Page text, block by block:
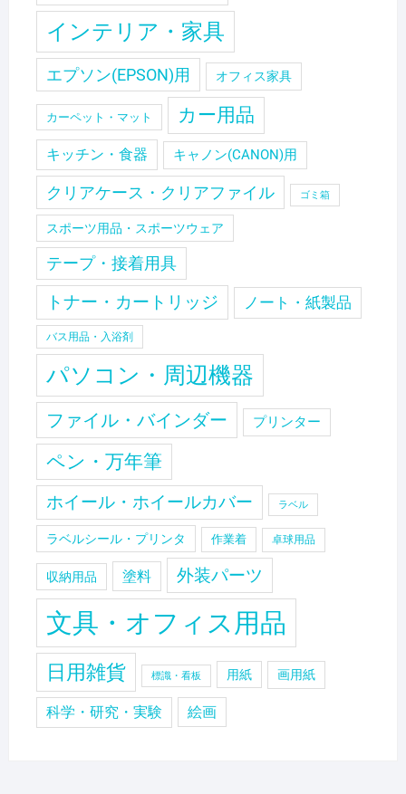
インテリア・家具
エプソン(EPSON)用 オフィス家具
カーペット・マット カー用品
キッチン・食器 キャノン(CANON)用
クリアケース・クリアファイル ゴミ箱
スポーツ用品・スポーツウェア
テープ・接着用具
トナー・カートリッジ ノート・紙製品
バス用品・入浴剤
パソコン・周辺機器
ファイル・バインダー プリンター
ペン・万年筆
ホイール・ホイールカバー ラベル
ラベルシール・プリンタ 作業着 卓球用品
収納用品 塗料 外装パーツ
文具・オフィス用品
日用雑貨 標識・看板 用紙 画用紙
科学・研究・実験 絵画